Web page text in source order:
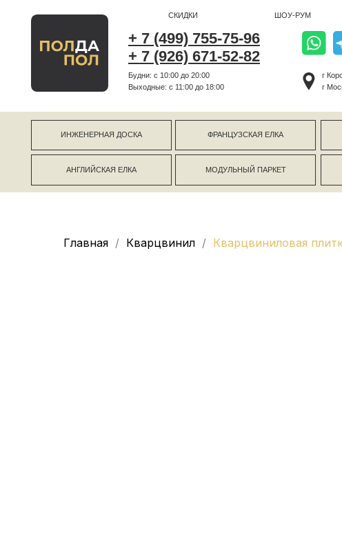
+ 7 (499) 755-75-96
+ 7 (926) 671-52-82
СКИДКИ ШОУ-РУМ
Будни: с 10:00 до 20:00
Выходные: c 11:00 до 18:00
г Москва ул
ИНЖЕНЕРНАЯ ДОСКА
АНГЛИЙСКАЯ ЕЛКА
ФРАНЦУЗСКАЯ ЕЛКА
МОДУЛЬНЫЙ ПАРКЕТ
Главная Кварцвинил Кварцвиниловая